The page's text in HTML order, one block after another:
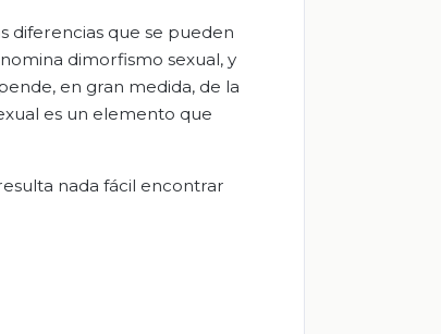
diferencias que se pueden
dimorfismo sexual, y
en gran medida, de la
es un elemento que
nada fácil encontrar